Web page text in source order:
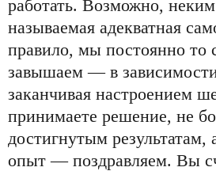
работать. Возможно,
называемая адекватная
правило, мы постоянно то
завышаем — в
заканчивая настроением
принимаете решение, не
достигнутым
опыт — поздравляем. Вы